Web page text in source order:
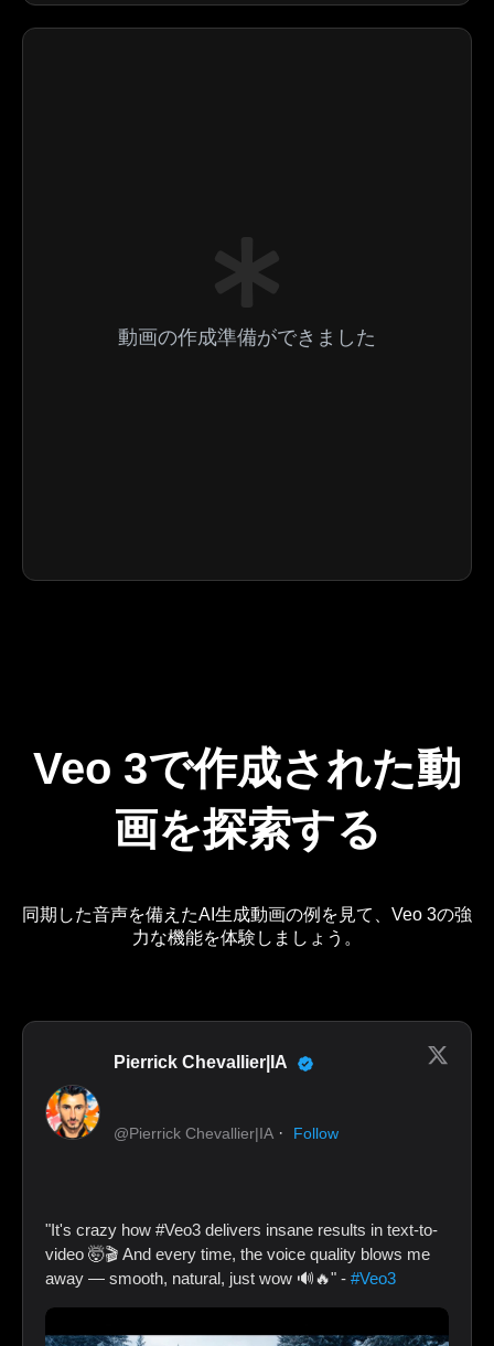
動画の作成準備ができました
Veo 3で作成された動
画を探索する
同期した音声を備えたAI生成動画の例を見て、Veo 3の強
力な機能を体験しましょう。
Pierrick Chevallier|IA
@Pierrick Chevallier|IA · Follow
"It's crazy how #Veo3 delivers insane results in text-to-
video 🤯🎬 And every time, the voice quality blows me
away — smooth, natural, just wow 🔊🔥" - #Veo3